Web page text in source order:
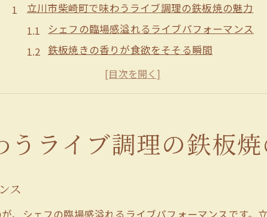
立川市柴崎町で味わうライブ調理の鉄板焼の魅力
シェフの臨場感溢れるライブパフォーマンス
鉄板焼きの香りが食欲をそそる瞬間
ライブ調理で訪れる人々を魅了する技術
目の前で繰り広げられる食材の変化
食材の持つ本来の美味しさを引き出す
シェフの技が光る立川市の鉄板焼コース料理
うライブ調理の鉄板
ス
、シェフの臨場感溢れるライブパフォーマンスです。